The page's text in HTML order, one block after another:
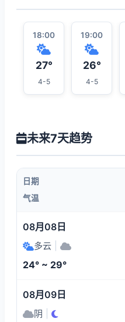
18:00
27°
4-5
19:00
26°
4-5
未来7天趋势
日期
气温
08月08日
多云
24° ~ 29°
08月09日
阴